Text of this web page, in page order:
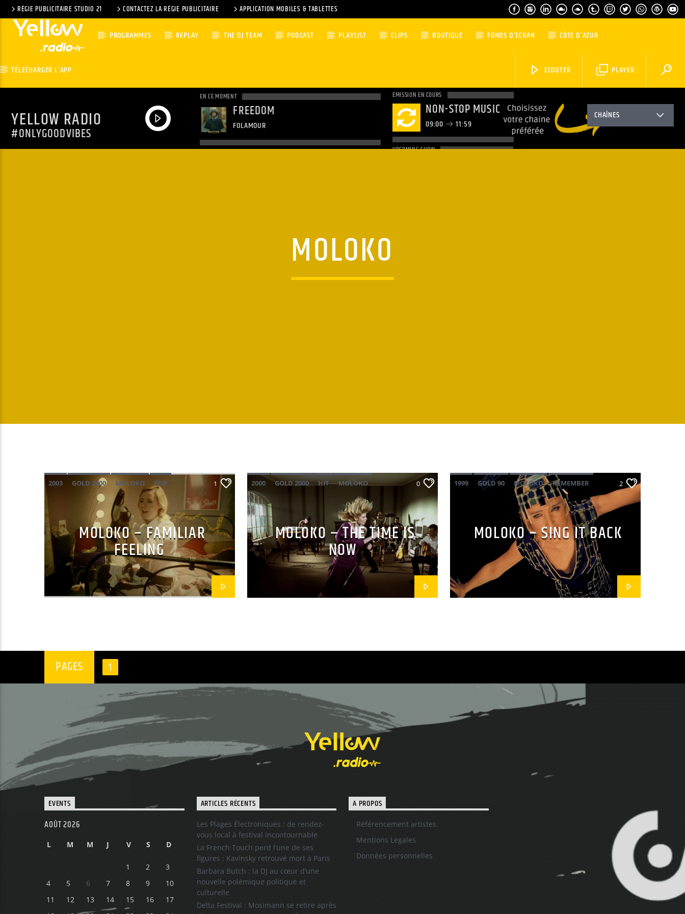
RÉGIE PUBLICITAIRE STUDIO 21 CONTACTEZ LA RÉGIE PUBLICITAIRE APPLICATION MOBILES & TABLETTES
PROGRAMMES REPLAY THE DJ TEAM PODCAST PLAYLIST CLIPS BOUTIQUE FONDS D’ÉCRAN CÔTE D’AZUR
TÉLÉCHARGER L’APP PLAYER
ECOUTER
YELLOW RADIO
#ONLYGOODVIBES
EN CE MOMENT
FREEDOM
FOLAMOUR
EMISSION EN COURS
NON-STOP MUSIC
09:00 11:59
UPCOMING SHOW
CHAÎNES
MOLOKO
2003 GOLD 2000 MOLOKO POP 1
MOLOKO – FAMILIAR
FEELING
2000 GOLD 2000 HIT
MOLOKO
POP
0
MOLOKO – THE TIME IS
NOW
1999 GOLD 90 MOLOKO REMEMBER 2
MOLOKO – SING IT BACK
PAGES 1
EVENTS
AOÛT 2026
L M M J V S D
1 2
3
4
5 6 7 8 9
10
11
12 13 14 15 16
17
ARTICLES RÉCENTS
Les Plages Électroniques : de rendez-
vous local à festival incontournable
La French Touch perd l’une de ses
figures : Kavinsky retrouvé mort à Paris
Barbara Butch : la DJ au cœur d’une
nouvelle polémique politique et
culturelle
Delta Festival : Mosimann se retire après
A PROPOS
Référencement artistes
Mentions Legales
Données personnelles